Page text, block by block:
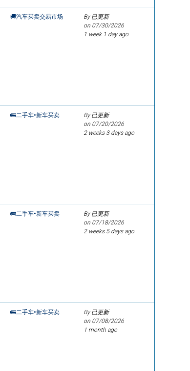
🚚汽车买卖交易市场
By 已更新
on 07/30/2026
1 week 1 day ago
🚌二手车•新车买卖
By 已更新
on 07/20/2026
2 weeks 3 days ago
🚌二手车•新车买卖
By 已更新
on 07/18/2026
2 weeks 5 days ago
🚌二手车•新车买卖
By 已更新
on 07/08/2026
1 month ago